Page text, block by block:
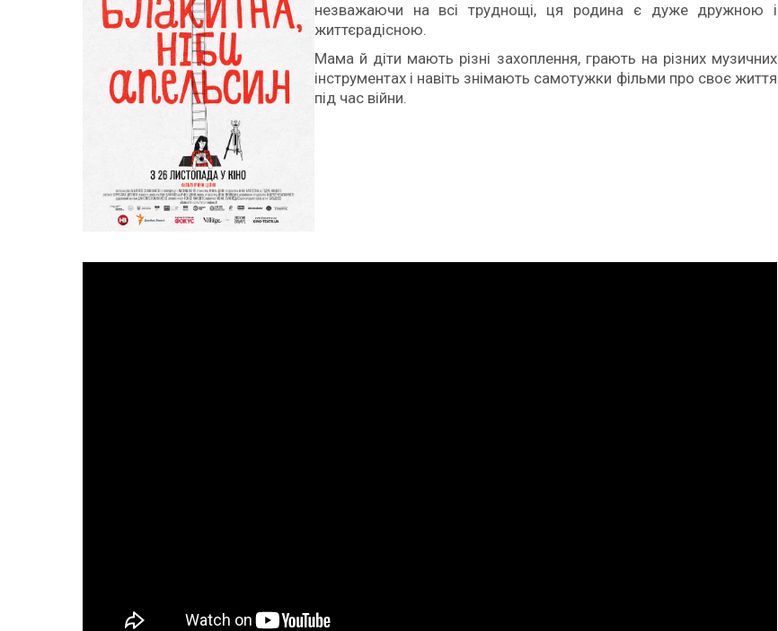
незважаючи на всі труднощі, ця родина є дуже дружною і
життєрадісною.
Мама й діти мають різні захоплення, грають на різних музичних
інструментах і навіть знімають самотужки фільми про своє життя
під час війни.